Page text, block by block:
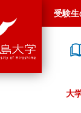
受験生
大